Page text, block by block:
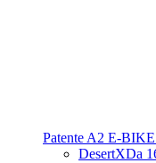
Patente A2 E-BIKE
DesertXDa